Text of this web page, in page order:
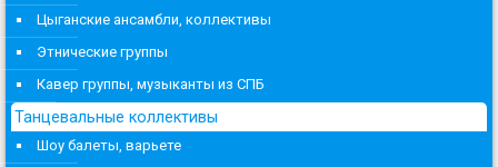
Цыганские ансамбли, коллективы
Этнические группы
Кавер группы, музыканты из СПБ
Танцевальные коллективы
Шоу балеты, варьете